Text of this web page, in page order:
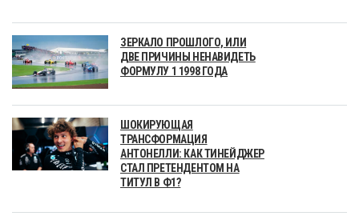
ЗЕРКАЛО ПРОШЛОГО, ИЛИ
ДВЕ ПРИЧИНЫ НЕНАВИДЕТЬ
ФОРМУЛУ 1 1998 ГОДА
ШОКИРУЮЩАЯ
ТРАНСФОРМАЦИЯ
АНТОНЕЛЛИ: КАК ТИНЕЙДЖЕР
СТАЛ ПРЕТЕНДЕНТОМ НА
ТИТУЛ В Ф1?